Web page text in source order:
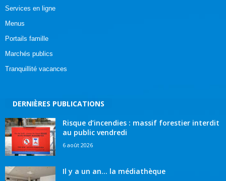
Services en ligne
Menus
Portails famille
Marchés publics
Tranquillité vacances
DERNIÈRES PUBLICATIONS
Risque d’incendies : massif forestier interdit
au public vendredi
6 août 2026
Il y a un an… la médiathèque